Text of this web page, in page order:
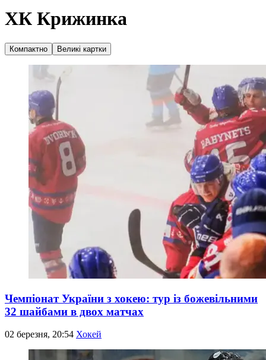
ХК Крижинка
Компактно Великі картки
Чемпіонат України з хокею: тур із божевільними
32 шайбами в двох матчах
02 березня, 20:54 Хокей